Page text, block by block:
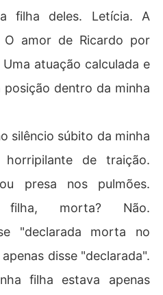
filha deles. Letícia. A
amor de Ricardo por
atuação calculada e
dentro da minha
silêncio súbito da minha
de traição.
presa nos pulmões.
filha, morta? Não.
"declarada morta no
disse "declarada".
filha estava apenas